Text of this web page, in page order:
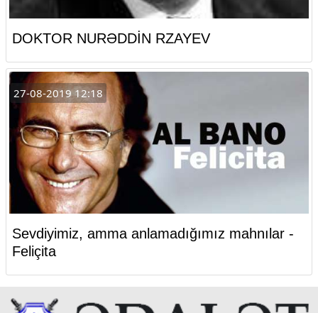
DOKTOR NURƏDDİN RZAYEV
27-08-2019 12:18
Sevdiyimiz, amma anlamadığımız mahnılar -
Feliçita